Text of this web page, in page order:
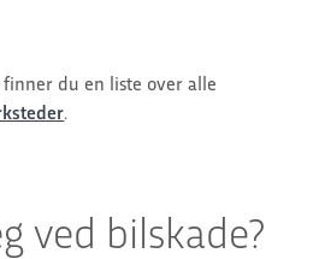
finner du en liste over alle
.
ved bilskade?